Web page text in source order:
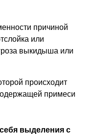
причиной
или
выкидыша или
происходит
примеси
выделения с